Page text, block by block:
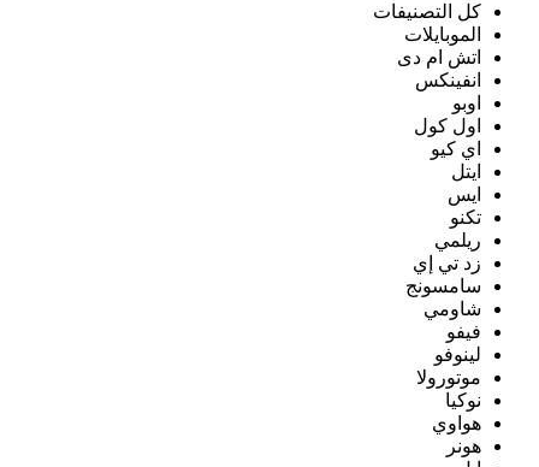
كل التصنيفات
الموبايلات
اتش ام دى
انفينكس
اوبو
اول كول
اي كيو
ايتل
ايس
تكنو
ريلمي
زد تي إي
سامسونج
شاومي
فيفو
لينوفو
موتورولا
نوكيا
هواوي
هونر